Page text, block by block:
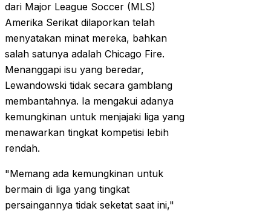
dari Major League Soccer (MLS)
Amerika Serikat dilaporkan telah
menyatakan minat mereka, bahkan
salah satunya adalah Chicago Fire.
Menanggapi isu yang beredar,
Lewandowski tidak secara gamblang
membantahnya. Ia mengakui adanya
kemungkinan untuk menjajaki liga yang
menawarkan tingkat kompetisi lebih
rendah.
"Memang ada kemungkinan untuk
bermain di liga yang tingkat
persaingannya tidak seketat saat ini,"